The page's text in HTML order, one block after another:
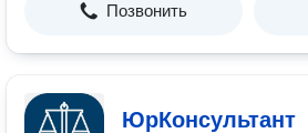
Позвонить
ЮрКонсультант